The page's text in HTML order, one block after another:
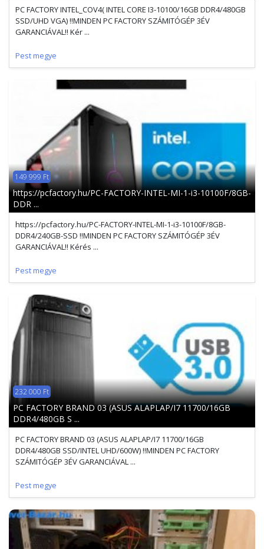
PC FACTORY INTEL_COV4( INTEL CORE I3-10100/16GB DDR4/480GB
SSD/UHD VGA) !!MINDEN PC FACTORY SZÁMITÓGÉP 3ÉV
GARANCIÁVAL!! Kér ...
Pest megye
149 999 Ft
https://pcfactory.hu/PC-FACTORY-INTEL-MI-1-i3-10100F/8GB-
DDR ...
https://pcfactory.hu/PC-FACTORY-INTEL-MI-1-i3-10100F/8GB-
DDR4/240GB-SSD !!MINDEN PC FACTORY SZÁMITÓGÉP 3ÉV
GARANCIÁVAL!! Kérés ...
Pest megye
232 000 Ft
PC FACTORY BRAND 03 (ASUS ALAPLAP/I7 11700/16GB
DDR4/480GB S ...
PC FACTORY BRAND 03 (ASUS ALAPLAP/I7 11700/16GB
DDR4/480GB SSD/INTEL UHD/600W) !!MINDEN PC FACTORY
SZÁMITÓGÉP 3ÉV GARANCIÁVAL ...
Pest megye